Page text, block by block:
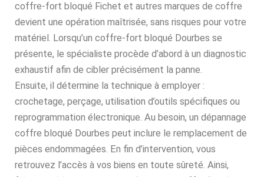
coffre-fort bloqué Fichet et autres marques de coffre
devient une opération maîtrisée, sans risques pour votre
matériel. Lorsqu’un coffre-fort bloqué Dourbes se
présente, le spécialiste procède d’abord à un diagnostic
exhaustif afin de cibler précisément la panne.
Ensuite, il détermine la technique à employer :
crochetage, perçage, utilisation d’outils spécifiques ou
reprogrammation électronique. Au besoin, un dépannage
coffre bloqué Dourbes peut inclure le remplacement de
pièces endommagées. En fin d’intervention, vous
retrouvez l’accès à vos biens en toute sûreté. Ainsi,